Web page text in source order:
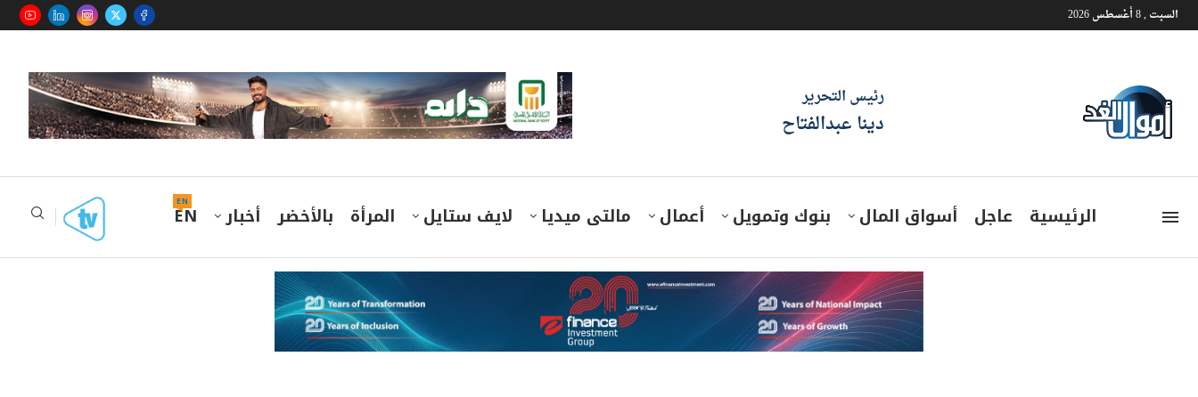
السبت , 8 أغسطس 2026
رئيس التحرير
دينا عبدالفتاح
الرئيسية عاجل أسواق المال بنوك وتمويل أعمال مالتى ميديا لايف ستايل المرأة بالأخضر أخبار EN
EN